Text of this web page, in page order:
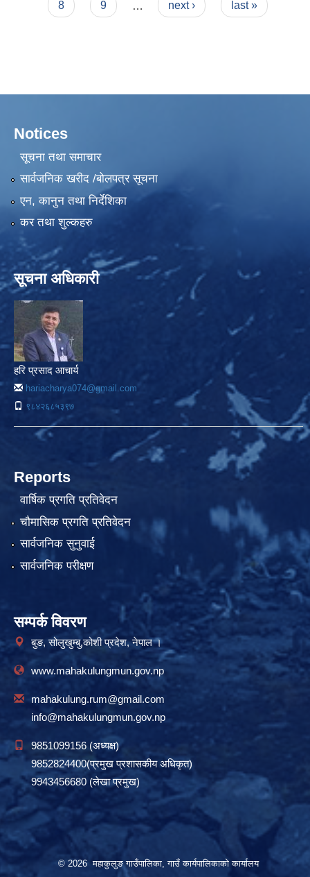
8
9 next › last »
Notices
सूचना तथा समाचार
सार्वजनिक खरीद /बोलपत्र सूचना
एन, कानुन तथा निर्देशिका
कर तथा शुल्कहरु
सूचना अधिकारी
हरि प्रसाद आचार्य
hariacharya074@gmail.com
९८४२६८५३९७
Reports
वार्षिक प्रगति प्रतिवेदन
चौमासिक प्रगति प्रतिवेदन
सार्वजनिक सुनुवाई
सार्वजनिक परीक्षण
सम्पर्क विवरण
बुङ, सोलुखुम्बु,कोशी प्रदेश, नेपाल ।
www.mahakulungmun.gov.np
mahakulung.rum@gmail.com
info@mahakulungmun.gov.np
9851099156 (अध्यक्ष)
9852824400(प्रमुख प्रशासकीय अधिकृत)
9943456680 (लेखा प्रमुख)
© 2026 महाकुलुङ गाउँपालिका, गाउँ कार्यपालिकाको कार्यालय